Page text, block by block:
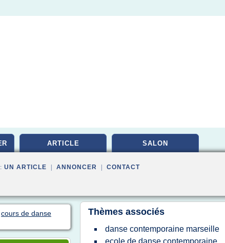
ARTICLE SALON
UN ARTICLE ANNONCER CONTACT
cours de danse
Thèmes associés
danse contemporaine marseille
ecole de danse contemporaine